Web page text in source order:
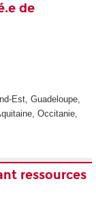
de
Est, Guadeloupe,
Occitanie,
ressources